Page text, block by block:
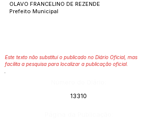
OLAVO FRANCELINO DE REZENDE
Prefeito Municipal
Este texto não substitui o publicado no Diário Oficial, mas
facilita a pesquisa para localizar a publicação oficial.
13310